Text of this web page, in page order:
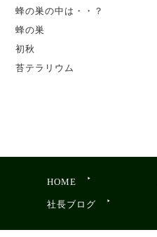
蜂の巣の中は・・？
蜂の巣
初秋
苔テラリウム
HOME
社長ブログ